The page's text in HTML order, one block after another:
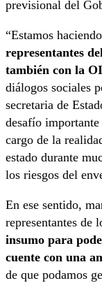
previsional del
“Estamos
representantes
también con la
diálogos sociales
secretaria de
desafío importante
cargo de la
estado durante
los riesgos del
En ese sentido,
representantes de
insumo para
cuente con una
de que podamos